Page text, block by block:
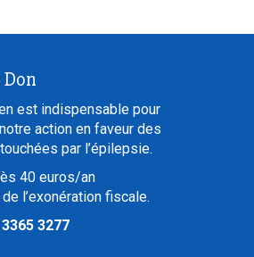
est indispensable pour
action en faveur des
par l’épilepsie.
40 euros/an
l’exonération fiscale.
3277